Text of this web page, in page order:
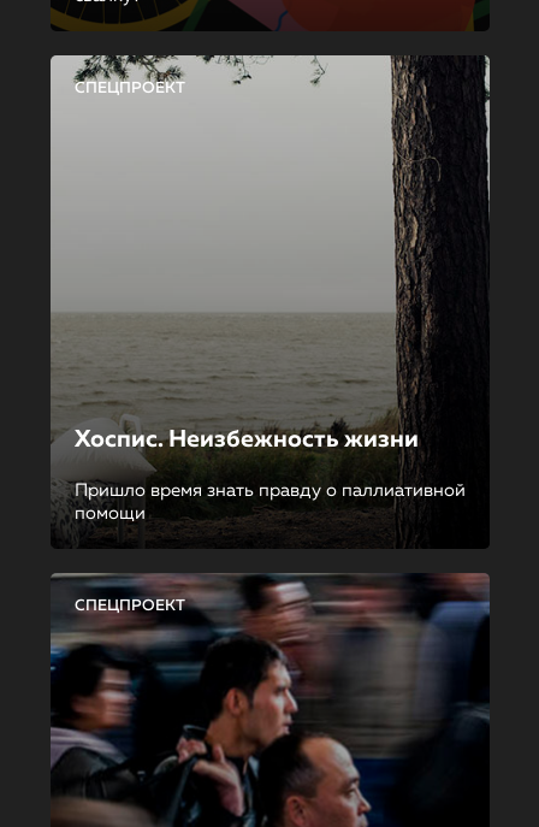
СПЕЦПРОЕКТ
Хоспис. Неизбежность жизни
Пришло время знать правду о паллиативной
помощи
СПЕЦПРОЕКТ